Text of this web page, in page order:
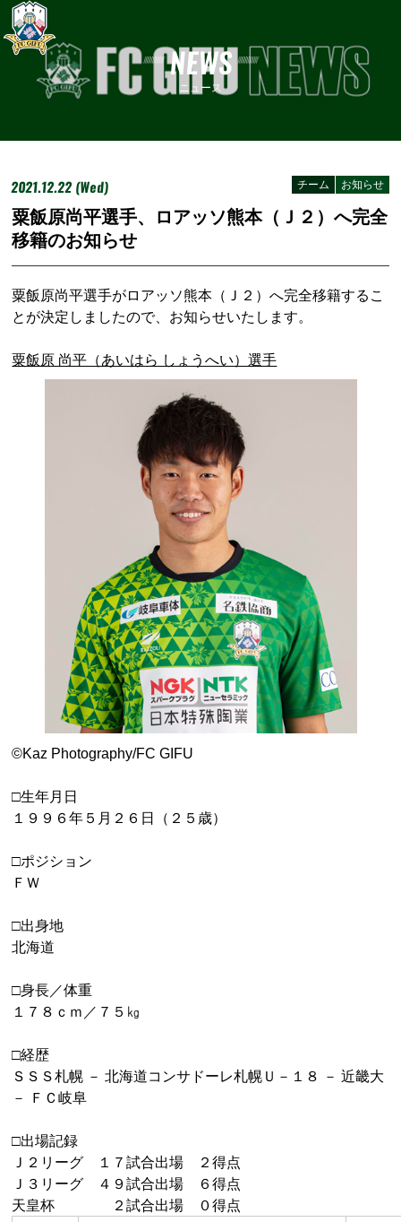
NEWS
ニュース
2021.12.22 (Wed) お知らせ
チーム
粟飯原尚平選手、ロアッソ熊本（Ｊ２）へ完全
移籍のお知らせ
粟飯原尚平選手がロアッソ熊本（Ｊ２）へ完全移籍するこ
とが決定しましたので、お知らせいたします。
粟飯原 尚平（あいはら しょうへい）選手
©Kaz Photography/FC GIFU
□生年月日
１９９６年５月２６日（２５歳）
□ポジション
ＦＷ
□出身地
北海道
□身長／体重
１７８ｃｍ／７５㎏
□経歴
ＳＳＳ札幌 － 北海道コンサドーレ札幌Ｕ－１８ － 近畿大
－ ＦＣ岐阜
□出場記録
Ｊ２リーグ １７試合出場 ２得点
Ｊ３リーグ ４９試合出場 ６得点
天皇杯 ２試合出場 ０得点